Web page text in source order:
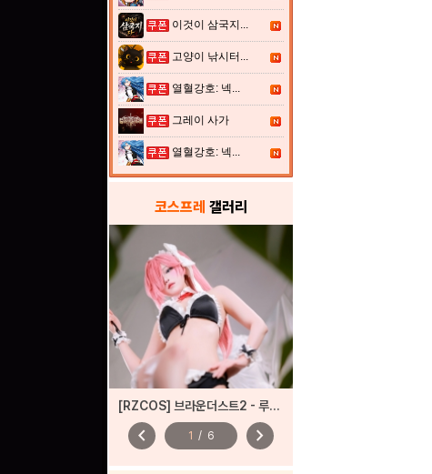
이것이 삼국지...
고양이 낚시터...
열혈강호: 넥...
그레이 사가
열혈강호: 넥...
코스프레 갤러리
[RZCOS] 브라운더스트2 - 루비아 (しる/sɪʀᴜ)
chevron_left 1 / 6 chevron_right